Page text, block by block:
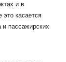
и в
это касается
и пассажирских